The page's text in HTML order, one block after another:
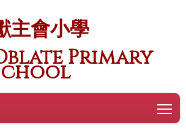
主會小學
Primary